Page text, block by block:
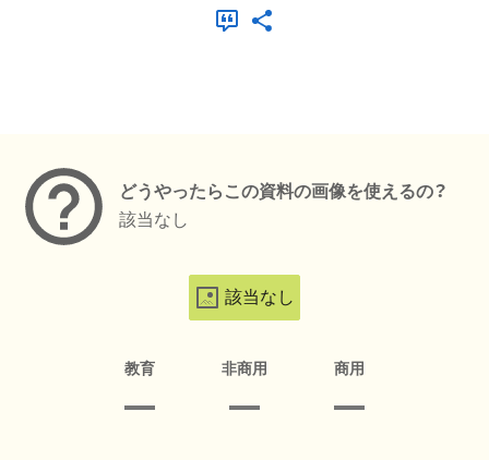
どうやったらこの資料の画像を使えるの？
該当なし
該当なし
教育 非商用 商用